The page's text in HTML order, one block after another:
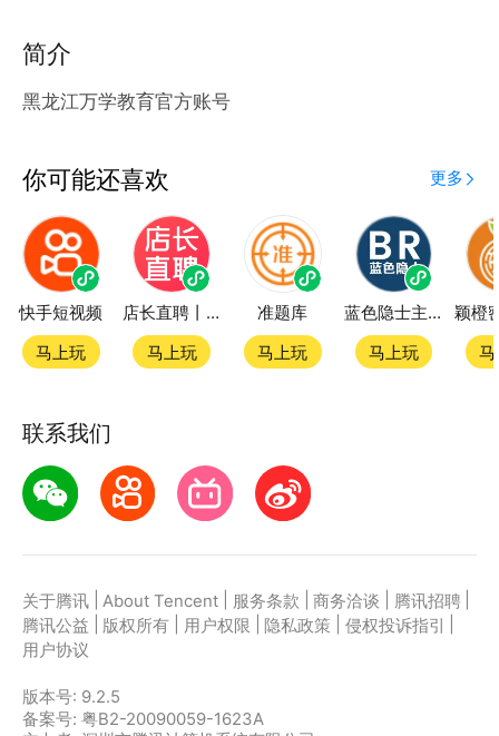
简介
黑龙江万学教育官方账号
你可能还喜欢 更多
快手短视频
马上玩
店长直聘丨求职招聘找工作
马上玩
准题库
马上玩
蓝色隐士主题站
马上玩
联系我们
关于腾讯 About Tencent 服务条款 商务洽谈 腾讯招聘
腾讯公益
版权所有 用户权限 隐私政策 侵权投诉指引
用户协议
版本号: 9.2.5
备案号: 粤B2-20090059-1623A